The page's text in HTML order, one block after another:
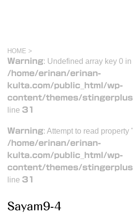
HOME >
Warning: Undefined array key 0 in
/home/erinan/erinan-
kulta.com/public_html/wp-
content/themes/
line 31
Warning: Attempt to read property
/home/erinan/erinan-
kulta.com/public_html/wp-
content/themes/
line 31
Sayam9-4